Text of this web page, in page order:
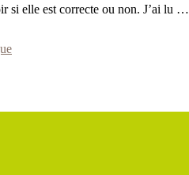
si elle est correcte ou non. J’ai lu …